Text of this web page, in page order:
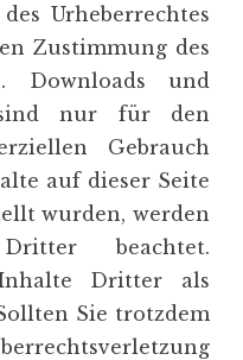
Urheberrechtes
Zustimmung des
Downloads und
nur für den
Gebrauch
auf dieser Seite
wurden, werden
beachtet.
Dritter als
Sie trotzdem